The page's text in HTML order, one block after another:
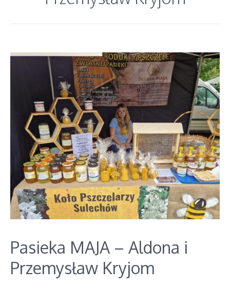
Pasieka MAJA – Aldona i
Przemysław Kryjom